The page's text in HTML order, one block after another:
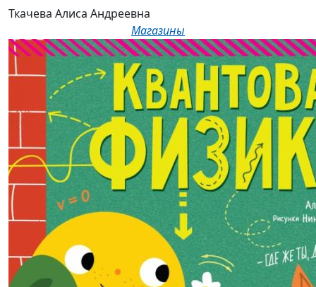
Ткачева Алиса Андреевна
Магазины